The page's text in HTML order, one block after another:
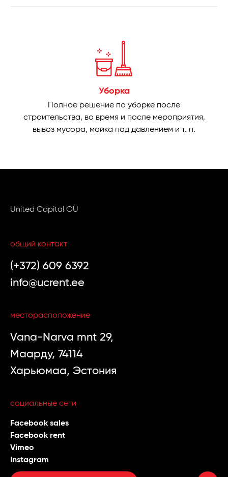
Уборка
Полное решение по уборке после
строительства, во время и после мероприятия,
вывоз мусора, мойка под давлением и т. п.
United Capital OÜ
общий контакт
(+372) 609 6392
info@ucrent.ee
месторасположение
Vana-Narva mnt 29,
Маарду, 74114
Харьюмаа, Эстония
социальные сети
Facebook sales
Facebook rent
Vimeo
Instagram